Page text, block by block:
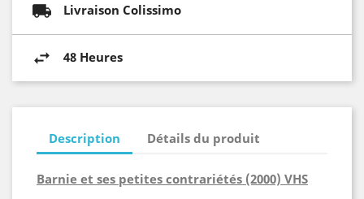
Livraison Colissimo
48 Heures
Description Détails du produit
Barnie et ses petites contrariétés (2000) VHS